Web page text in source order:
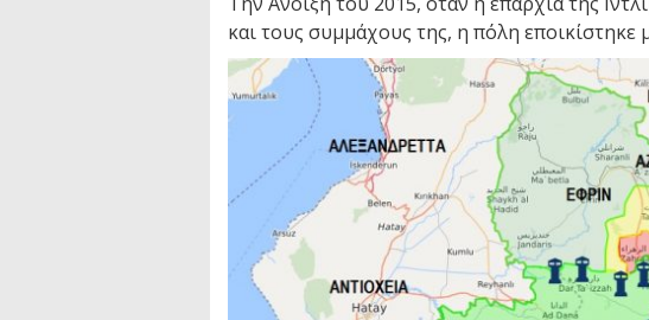
και τους συμμάχους της, η πόλη